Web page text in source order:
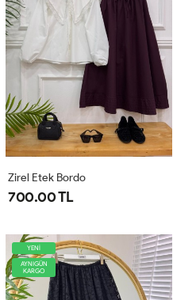
Zirel Etek Bordo
700.00 TL
YENİ
AYNIGÜN
KARGO